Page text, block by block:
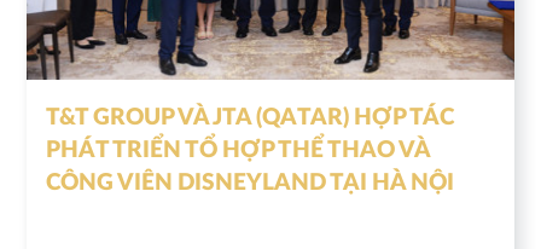
T&T GROUP VÀ JTA (QATAR) HỢP TÁC
PHÁT TRIỂN TỔ HỢP THỂ THAO VÀ
CÔNG VIÊN DISNEYLAND TẠI HÀ NỘI